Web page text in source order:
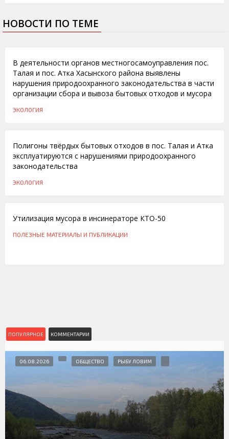
НОВОСТИ ПО ТЕМЕ
В деятельности органов местногосамоуправления пос.
Талая и пос. Атка Хасынского района выявлены
нарушения природоохранного законодательства в части
организации сбора и вывоза бытовых отходов и мусора
ЭКОЛОГИЯ
Полигоны твёрдых бытовых отходов в пос. Талая и Атка
эксплуатируются с нарушениями природоохранного
законодательства
ЭКОЛОГИЯ
Утилизация мусора в инсинераторе КТО-50
ПОЛЕЗНЫЕ МАТЕРИАЛЫ И ПУБЛИКАЦИИ
ПОПУЛЯРНОЕ КОММЕНТАРИИ
06.08.2026 ОБЩЕСТВО РЫБУ ЛОВИМ